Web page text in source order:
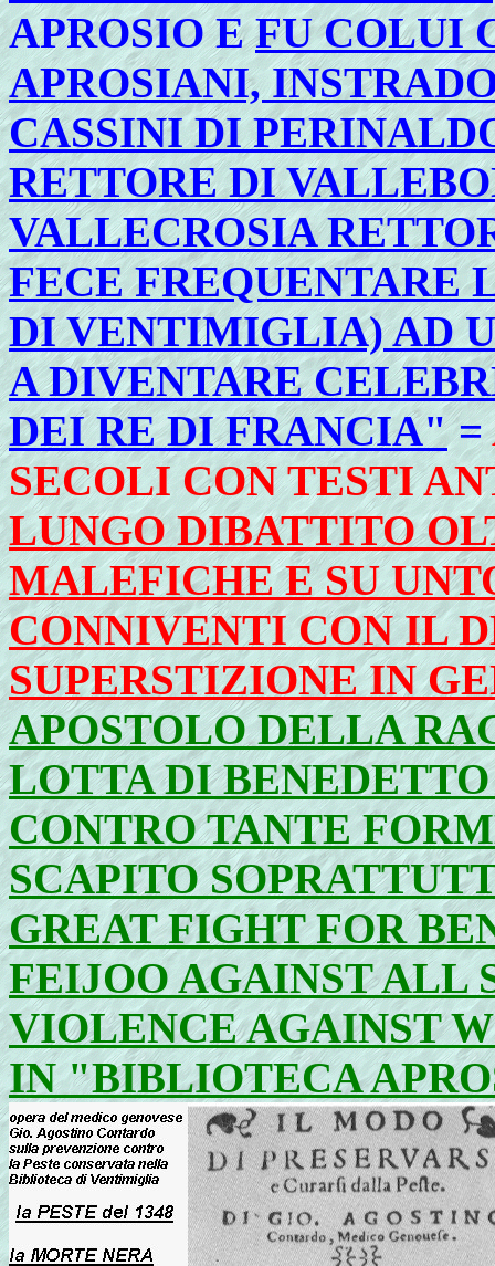
APROSIO EFU COLUI
APROSIANI,
CASSINI DI
RETTORE DI
VALLECROSIA
FECE FREQUENTARE
DI VENTIMIGLIA) AD
A DIVENTARE
DEI RE DI FRANCIA"=
SECOLI CON TESTI
LUNGO DIBATTITO
MALEFICHE E SU
CONNIVENTI CON IL
SUPERSTIZIONE IN
APOSTOLO DELLA
LOTTA DI
CONTRO TANTE
SCAPITO
GREAT FIGHT FOR
FEIJOO AGAINST ALL
VIOLENCE AGAINST
IN "BIBLIOTECA